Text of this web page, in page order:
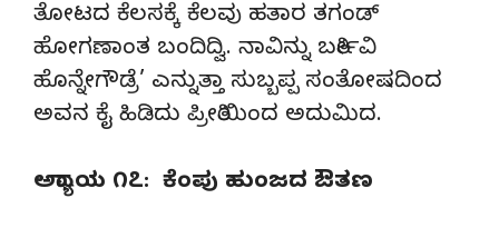
ತೋಟದ ಕೆಲಸಕ್ಕೆ ಕೆಲವು ಹತಾರ ತಗಂಡ್
ಹೋಗಣಾಂತ ಬಂದಿದ್ವಿ. ನಾವಿನ್ನು ಬರ್ತೀವಿ
ಹೊನ್ನೇಗೌಡ್ರೆ’ ಎನ್ನುತ್ತಾ ಸುಬ್ಬಪ್ಪ ಸಂತೋಷದಿಂದ
ಅವನ ಕೈ ಹಿಡಿದು ಪ್ರೀತಿಯಿಂದ ಅದುಮಿದ.
ಅಧ್ಯಾಯ ೧೭: ಕೆಂಪು ಹುಂಜದ ಔತಣ